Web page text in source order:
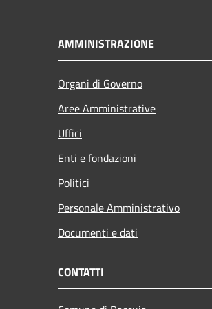
AMMINISTRAZIONE
Organi di Governo
Aree Amministrative
Uffici
Enti e fondazioni
Politici
Personale Amministrativo
Documenti e dati
CONTATTI